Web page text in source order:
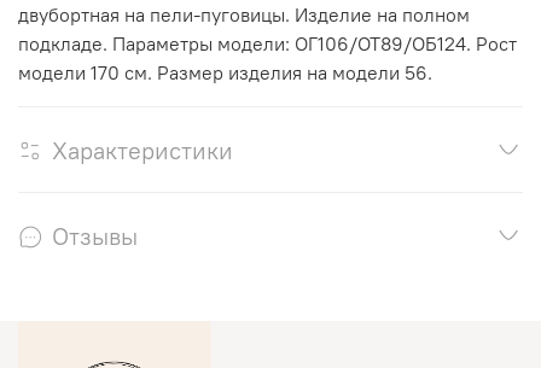
двубортная на пели-пуговицы. Изделие на полном
подкладе. Параметры модели: ОГ106/ОТ89/ОБ124. Рост
модели 170 см. Размер изделия на модели 56.
Характеристики
Отзывы